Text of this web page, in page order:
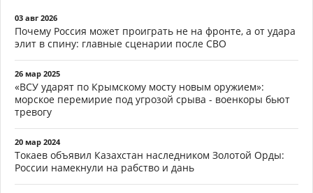
03 авг 2026
Почему Россия может проиграть не на фронте, а от удара
элит в спину: главные сценарии после СВО
26 мар 2025
«ВСУ ударят по Крымскому мосту новым оружием»:
морское перемирие под угрозой срыва - военкоры бьют
тревогу
20 мар 2024
Токаев объявил Казахстан наследником Золотой Орды:
России намекнули на рабство и дань